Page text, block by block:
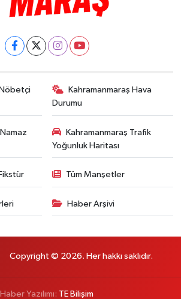
Kahramanmaraş Hava
Durumu
Kahramanmaraş Trafik
Yoğunluk Haritası
Tüm Manşetler
Haber Arşivi
Copyright © 2026. Her hakkı saklıdır.
Haber Yazılımı: TE Bilişim